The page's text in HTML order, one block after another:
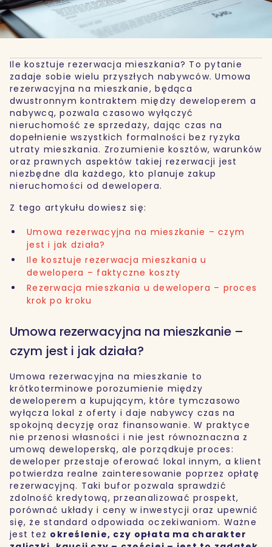
Ile kosztuje rezerwacja mieszkania? To pytanie
zadaje sobie wielu przyszłych nabywców. Umowa
rezerwacyjna na mieszkanie, będąca
dwustronnym kontraktem między deweloperem a
nabywcą, pozwala czasowo wyłączyć
nieruchomość ze sprzedaży, dając czas na
dopełnienie wszystkich formalności bez ryzyka
utraty mieszkania. Zrozumienie kosztów, warunków
oraz prawnych aspektów takiej rezerwacji jest
niezbędne dla każdego, kto planuje zakup
nieruchomości od dewelopera.
Z tego artykułu dowiesz się:
Umowa rezerwacyjna na mieszkanie – czym
jest i jak działa?
Ile kosztuje rezerwacja mieszkania u
dewelopera – faktyczne koszty
Rezerwacja mieszkania u dewelopera – proces
krok po kroku
Umowa rezerwacyjna na mieszkanie –
czym jest i jak działa?
Umowa rezerwacyjna na mieszkanie to
krótkoterminowe porozumienie między
deweloperem a kupującym, które tymczasowo
wyłącza lokal z oferty i daje nabywcy czas na
spokojną decyzję oraz finansowanie. W praktyce
nie przenosi własności i nie jest równoznaczna z
umową deweloperską, ale porządkuje proces:
deweloper przestaje oferować lokal innym, a klient
potwierdza realne zainteresowanie poprzez opłatę
rezerwacyjną. Taki bufor pozwala sprawdzić
zdolność kredytową, przeanalizować prospekt,
porównać układy i ceny w inwestycji oraz upewnić
się, że standard odpowiada oczekiwaniom. Ważne
jest też określenie, czy opłata ma charakter